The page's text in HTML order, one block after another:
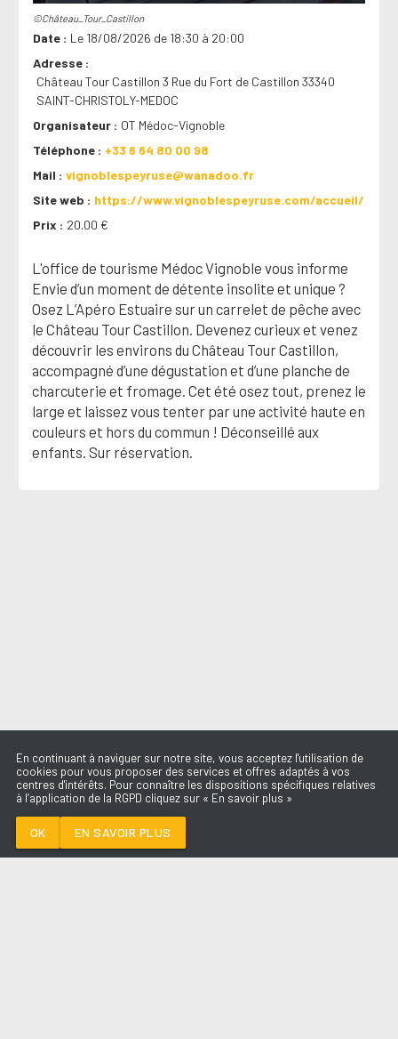
©Château_Tour_Castillon
Date
Le 18/08/2026 de 18:30 à 20:00
Adresse
Château Tour Castillon 3 Rue du Fort de Castillon 33340
SAINT-CHRISTOLY-MEDOC
Organisateur
OT Médoc-Vignoble
Téléphone
+33 6 64 80 00 98
Mail
vignoblespeyruse@wanadoo.fr
Site web
https://www.vignoblespeyruse.com/accueil/
Prix
20.00 €
L'office de tourisme Médoc Vignoble vous informe
Envie d’un moment de détente insolite et unique ?
Osez L’Apéro Estuaire sur un carrelet de pêche avec
le Château Tour Castillon. Devenez curieux et venez
découvrir les environs du Château Tour Castillon,
accompagné d’une dégustation et d’une planche de
charcuterie et fromage. Cet été osez tout, prenez le
large et laissez vous tenter par une activité haute en
couleurs et hors du commun ! Déconseillé aux
enfants. Sur réservation.
En continuant à naviguer sur notre site, vous acceptez l'utilisation de
cookies pour vous proposer des services et offres adaptés à vos
centres d'intérêts. Pour connaître les dispositions spécifiques relatives
à l’application de la RGPD cliquez sur « En savoir plus »
OK EN SAVOIR PLUS